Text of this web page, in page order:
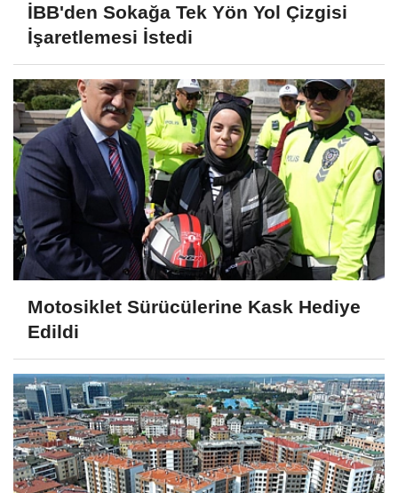
İBB'den Sokağa Tek Yön Yol Çizgisi
İşaretlemesi İstedi
Motosiklet Sürücülerine Kask Hediye
Edildi